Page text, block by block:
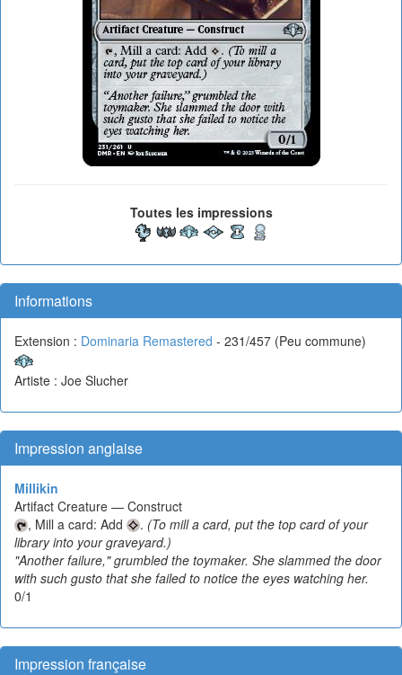
Toutes les impressions
Informations
Extension : Dominaria Remastered - 231/457 (Peu commune)
Artiste : Joe Slucher
Impression anglaise
Millikin
Artifact Creature — Construct
, Mill a card: Add
. (To mill a card, put the top card of your
library into your graveyard.)
"Another failure," grumbled the toymaker. She slammed the door
with such gusto that she failed to notice the eyes watching her.
0/1
Impression française